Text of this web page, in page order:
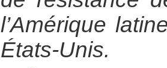
l’Amérique
États-Unis.